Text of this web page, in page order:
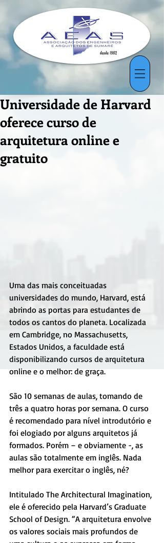
Universidade de Harvard
oferece curso de
arquitetura online e
gratuito
Uma das mais conceituadas
universidades do mundo, Harvard, está
abrindo as portas para estudantes de
todos os cantos do planeta. Localizada
em Cambridge, no Massachusetts,
Estados Unidos, a faculdade está
disponibilizando cursos de arquitetura
online e o melhor: de graça.
São 10 semanas de aulas, tomando de
três a quatro horas por semana. O curso
é recomendado para nível introdutório e
foi elogiado por alguns arquitetos já
formados. Porém – e obviamente -, as
aulas são totalmente em inglês. Nada
melhor para exercitar o inglês, né?
Intitulado The Architectural Imagination,
ele é oferecido pela Harvard’s Graduate
School of Design. “A arquitetura envolve
os valores sociais mais profundos de